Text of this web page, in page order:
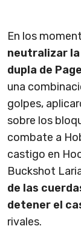
En los
neutralizar
dupla de
una
golpes,
sobre los
combate a
castigo en
Buckshot
de las
detener el
rivales.